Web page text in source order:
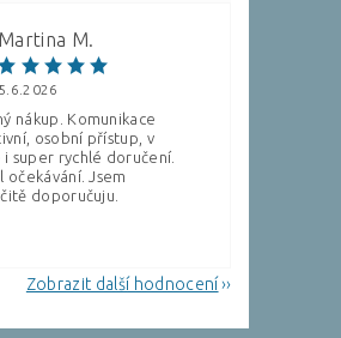
Martina M.
5.6.2026
nákup. Komunikace
osobní přístup, v
super rychlé doručení.
očekávání. Jsem
doporučuju.
Zobrazit další hodnocení